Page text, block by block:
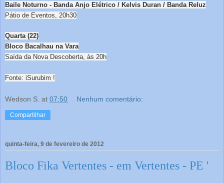
Baile Noturno - Banda Anjo Elétrico / Kelvis Duran / Banda Reluz
Pátio de Eventos, 20h30
Quarta (22)
Bloco Bacalhau na Vara
Saída da Nova Descoberta, às 20h
Fonte: iSurubim !
Wedson S. at 07:50 Nenhum comentário:
Compartilhar
quinta-feira, 9 de fevereiro de 2012
Bloco Fika Vertentes - em Vertentes - PE '